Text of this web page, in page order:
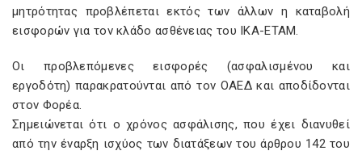
μητρότητας προβλέπεται εκτός των άλλων η καταβολή
εισφορών για τον κλάδο ασθένειας του ΙΚΑ-ΕΤΑΜ.
Οι προβλεπόμενες εισφορές (ασφαλισμένου και
εργοδότη) παρακρατούνται από τον ΟΑΕΔ και αποδίδονται
στον Φορέα.
Σημειώνεται ότι ο χρόνος ασφάλισης, που έχει διανυθεί
από την έναρξη ισχύος των διατάξεων του άρθρου 142 του